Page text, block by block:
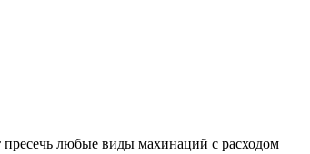
любые виды махинаций с расходом